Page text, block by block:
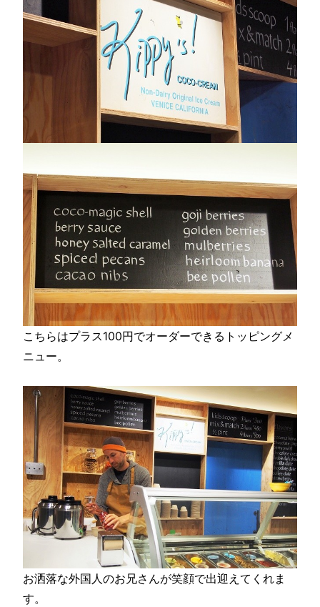
こちらはプラス100円でオーダーできるトッピングメ
ニュー。
お洒落な外国人のお兄さんが笑顔で出迎えてくれま
す。